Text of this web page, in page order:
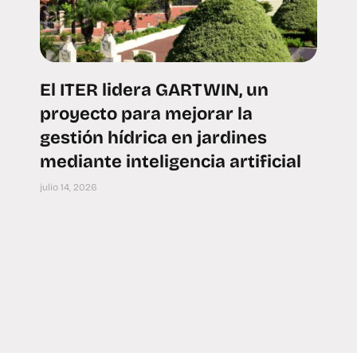
El ITER lidera GARTWIN, un
proyecto para mejorar la
gestión hídrica en jardines
mediante inteligencia artificial
julio 14, 2026